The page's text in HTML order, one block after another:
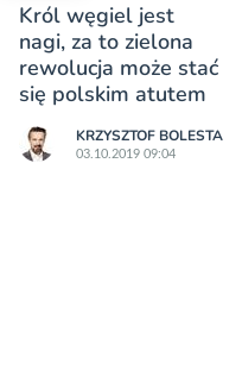
Król węgiel jest
nagi, za to zielona
rewolucja może stać
się polskim atutem
KRZYSZTOF BOLESTA
03.10.2019 09:04